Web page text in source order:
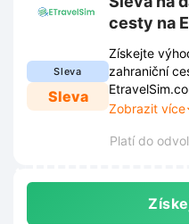
Sleva
Sleva
cesty na
Získejte
zahraniční
cenově
Zobrazit více
Platí do